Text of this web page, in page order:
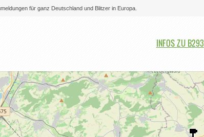
für ganz Deutschland und Blitzer in Europa.
Bitte auswählen
INFOS ZU B293